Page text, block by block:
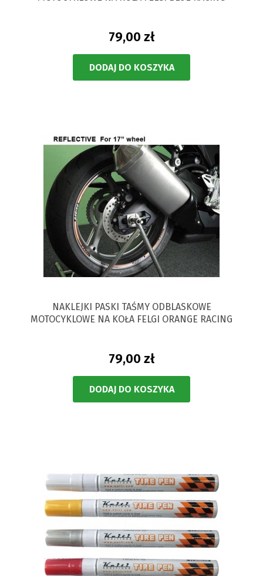
79,00 zł
DODAJ DO KOSZYKA
NAKLEJKI PASKI TAŚMY ODBLASKOWE
MOTOCYKLOWE NA KOŁA FELGI ORANGE RACING
79,00 zł
DODAJ DO KOSZYKA